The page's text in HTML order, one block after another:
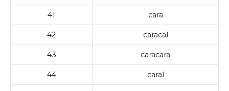
41 cara
42 caracal
43 caracara
44 caral